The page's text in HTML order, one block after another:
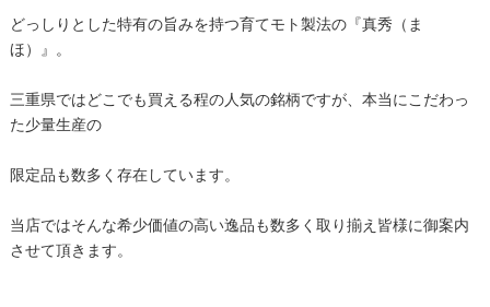
どっしりとした特有の旨みを持つ育てモト製法の『真秀（ま
ほ）』。
三重県ではどこでも買える程の人気の銘柄ですが、本当にこだわっ
た少量生産の
限定品も数多く存在しています。
当店ではそんな希少価値の高い逸品も数多く取り揃え皆様に御案内
させて頂きます。